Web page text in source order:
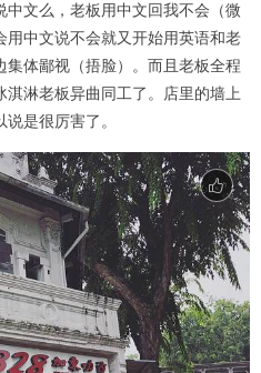
文么，老板用中文回我不会（微
中文说不会就又开始用英语和老
体鄙视（捂脸）。而且老板全程
淋老板异曲同工了。店里的墙上
是很厉害了。